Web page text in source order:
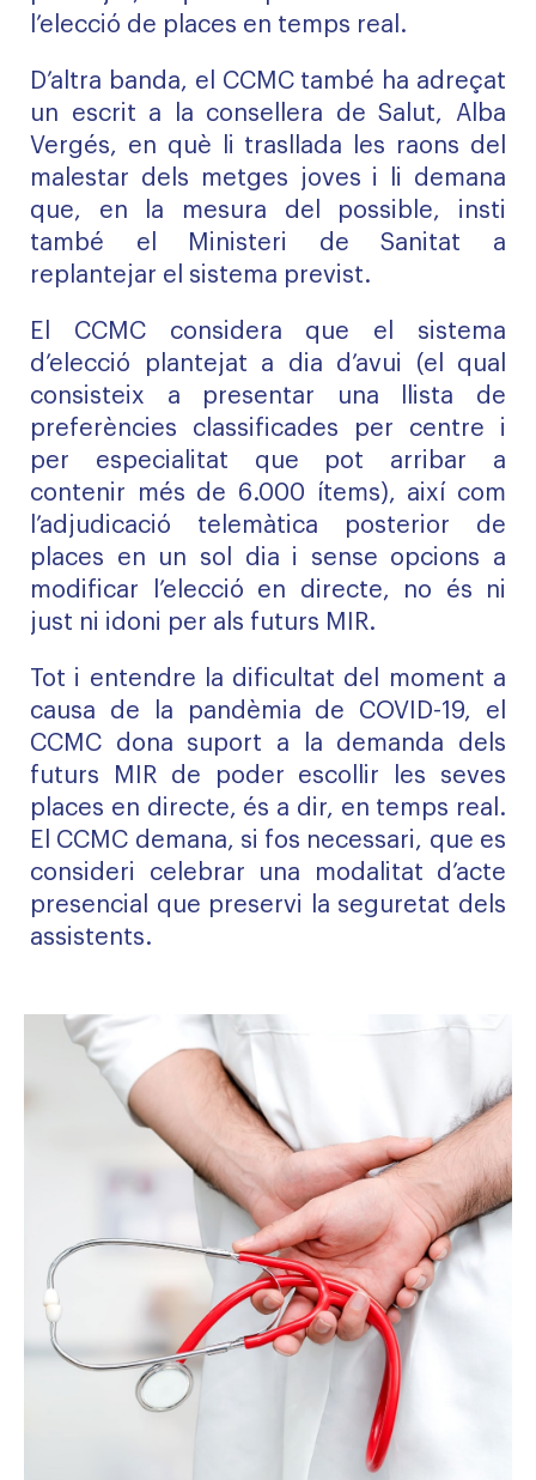
l’elecció de places en temps real.
D’altra banda, el CCMC també ha adreçat
un escrit a la consellera de Salut, Alba
Vergés, en què li trasllada les raons del
malestar dels metges joves i li demana
que, en la mesura del possible, insti
també el Ministeri de Sanitat a
replantejar el sistema previst.
El CCMC considera que el sistema
d’elecció plantejat a dia d’avui (el qual
consisteix a presentar una llista de
preferències classificades per centre i
per especialitat que pot arribar a
contenir més de 6.000 ítems), així com
l’adjudicació telemàtica posterior de
places en un sol dia i sense opcions a
modificar l’elecció en directe, no és ni
just ni idoni per als futurs MIR.
Tot i entendre la dificultat del moment a
causa de la pandèmia de COVID-19, el
CCMC dona suport a la demanda dels
futurs MIR de poder escollir les seves
places en directe, és a dir, en temps real.
El CCMC demana, si fos necessari, que es
consideri celebrar una modalitat d’acte
presencial que preservi la seguretat dels
assistents.